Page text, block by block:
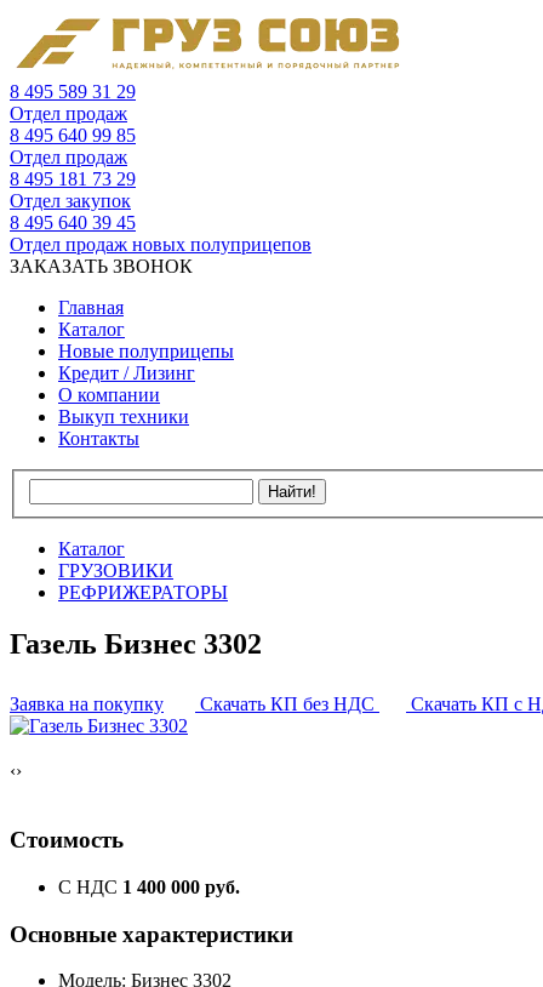
8 495 589 31 29
Отдел продаж
8 495 640 99 85
Отдел продаж
8 495 181 73 29
Отдел закупок
8 495 640 39 45
Отдел продаж новых полуприцепов
ЗАКАЗАТЬ ЗВОНОК
Главная
Каталог
Новые полуприцепы
Кредит / Лизинг
О компании
Выкуп техники
Контакты
Каталог
ГРУЗОВИКИ
РЕФРИЖЕРАТОРЫ
Газель Бизнес 3302
Заявка на покупку Скачать КП без НДС Скачать КП с
‹›
Стоимость
С НДС 1 400 000 руб.
Основные характеристики
Модель: Бизнес 3302